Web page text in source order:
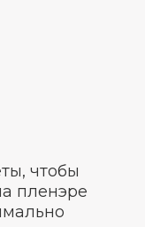
чтобы
пленэре